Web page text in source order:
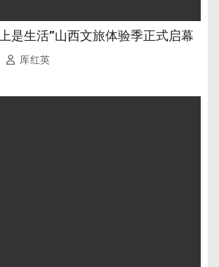
是生活”山西文旅体验季正式启幕
厍红英